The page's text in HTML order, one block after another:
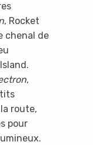
, Rocket
chenal de
,
route,
pour